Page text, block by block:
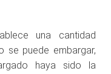
una cantidad
se puede embargar,
haya sido la